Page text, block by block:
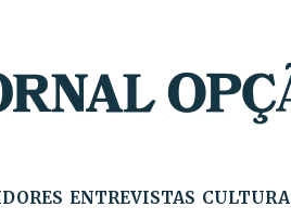
ENTREVISTAS CULTURA